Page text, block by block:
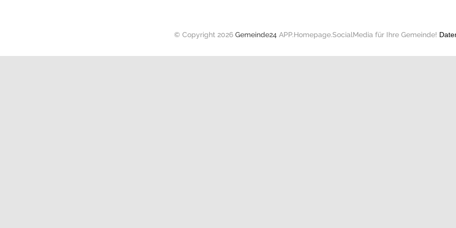
© Copyright 2026 Gemeinde24 APP.Homepage.SocialMedia für Ihre Gemeinde!